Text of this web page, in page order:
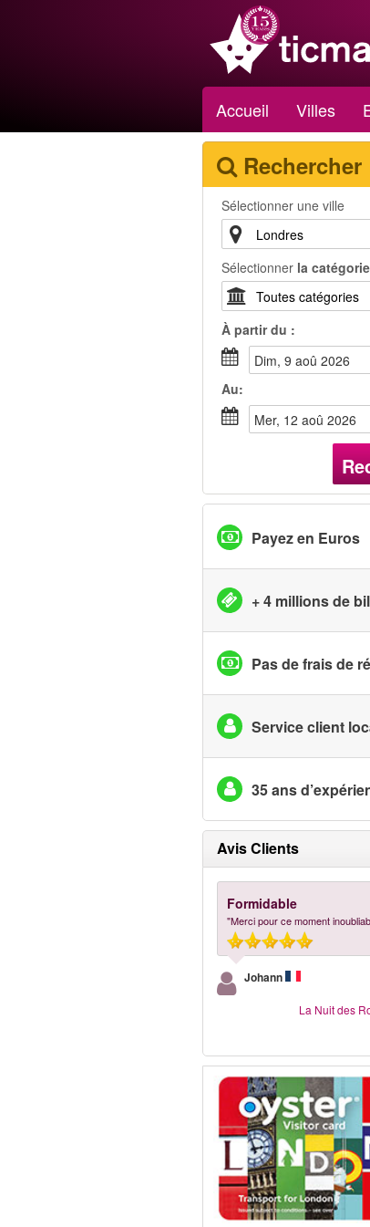
Accueil Villes
Rechercher
Sélectionner une ville
Sélectionner la catégorie
À partir du :
dim, 9 aoû 2026
Au:
mer, 12 aoû 2026
Payez en Euros
+ 4 millions de
Pas de frais de
Service client
35 ans
Avis Clients
Formidable
"Merci pour ce moment
Johann
La Nuit des